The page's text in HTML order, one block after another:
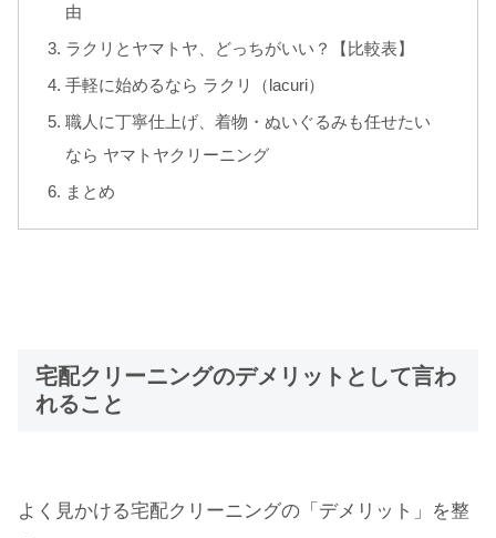
由
ラクリとヤマトヤ、どっちがいい？【比較表】
手軽に始めるなら ラクリ（lacuri）
職人に丁寧仕上げ、着物・ぬいぐるみも任せたい
なら ヤマトヤクリーニング
まとめ
宅配クリーニングのデメリットとして言わ
れること
よく見かける宅配クリーニングの「デメリット」を整